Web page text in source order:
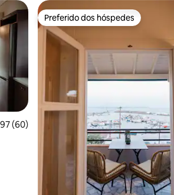
de uma avaliação média de 5, 60 avaliações
(60)
Preferido dos hóspedes
Preferido dos hóspedes